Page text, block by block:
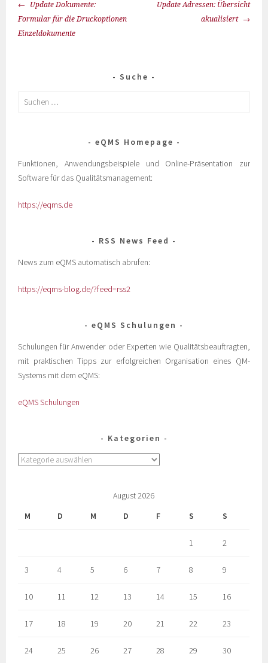
Update Dokumente:
Formular für die Druckoptionen
Einzeldokumente
Update Adressen: Übersicht
akualisiert
Suche
eQMS Homepage
Funktionen, Anwendungsbeispiele und Online-Präsentation zur
Software für das Qualitätsmanagement:
https://eqms.de
RSS News Feed
News zum eQMS automatisch abrufen:
https://eqms-blog.de/?feed=rss2
eQMS Schulungen
Schulungen für Anwender oder Experten wie Qualitätsbeauftragten,
mit praktischen Tipps zur erfolgreichen Organisation eines QM-
Systems mit dem eQMS:
eQMS Schulungen
Kategorien
August 2026
M
D M D F S S
1 2
3 4 5 6 7 8 9
10 11 12 13 14 15 16
17 18 19 20 21 22 23
24 25 26 27 28 29 30